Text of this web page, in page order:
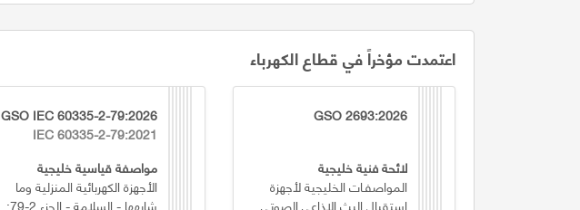
اعتمدت مؤخراً في قطاع الكهرباء
GSO 2693:2026
لائحة فنية خليجية
المواصفـات الخليجية لأجهزة
استقبال البث الإذاعي الصوتي
GSO IEC 60335-2-79:2026
IEC 60335-2-79:2021
مواصفة قياسية خليجية
الأجهزة الكهربائية المنزلية وما
شابهها - السلامة - الجزء 2-79: